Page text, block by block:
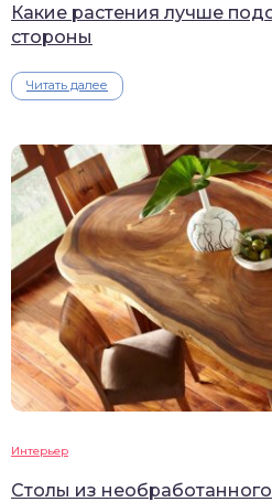
Какие растения лучше
стороны
Читать далее
Интерьер
Столы из